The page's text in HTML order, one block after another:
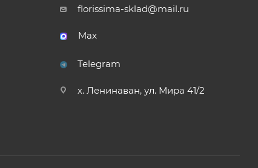
florissima-sklad@mail.ru
Max
Telegram
х. Ленинаван, ул. Мира 41/2